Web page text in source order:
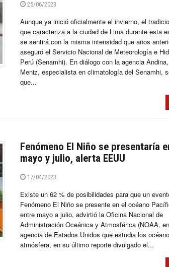
25/06/2023
Aunque ya inició oficialmente el invierno, el
que caracteriza a la ciudad de Lima durante esta
se sentirá con la misma intensidad que años
aseguró el Servicio Nacional de Meteorología e
Perú (Senamhi). En diálogo con la agencia
Meniz, especialista en climatología del Senamhi,
que...
Fenómeno El Niño se presentaría
mayo y julio, alerta EEUU
17/04/2023
Existe un 62 % de posibilidades para que un
Fenómeno El Niño se presente en el océano
entre mayo a julio, advirtió la Oficina Nacional de
Administración Oceánica y Atmosférica (NOAA,
agencia de Estados Unidos que estudia los
atmósfera, en su último reporte divulgado el...